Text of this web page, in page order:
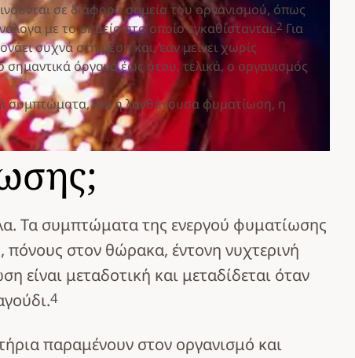
σε διάφορα σημεία του οργανισμού, όπως
με το σημείο στο οποίο εγκαθίστανται.2Για
συχνά στη μέση και, εάν μείνει χωρίς
όργανα έως ότου, τελικά, ο οργανισμός
συμπτώματα, και η λανθάνουσα φυματίωση, η
Τα συμπτώματα της ενεργού φυματίωσης
στον θώρακα, έντονη νυχτερινή
είναι μεταδοτική και μεταδίδεται όταν
4
παραμένουν στον οργανισμό και